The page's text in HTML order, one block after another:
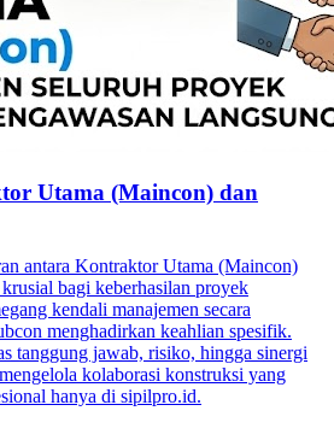
Utama (Maincon) dan
antara Kontraktor Utama (Maincon)
bagi keberhasilan proyek
kendali manajemen secara
menghadirkan keahlian spesifik.
tanggung jawab, risiko, hingga sinergi
kolaborasi konstruksi yang
hanya di sipilpro.id.